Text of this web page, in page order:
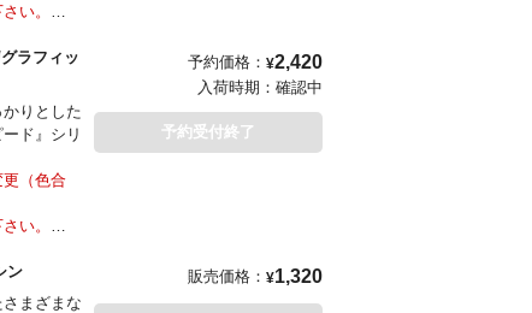
い。
ラフィッ
りとした
ド』シリ
（色合
い。
予約価格： ¥2,420
入荷時期： 確認中
予約受付終了
シン
まざまな
販売価格： ¥1,320